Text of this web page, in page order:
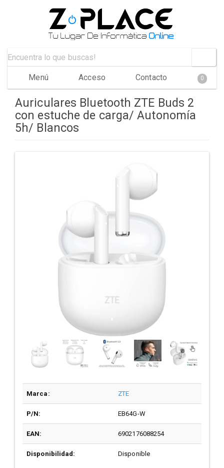
Menú Acceso Contacto 0
Auriculares Bluetooth ZTE Buds 2
con estuche de carga/ Autonomía
5h/ Blancos
Marca: ZTE
P/N: EB64G-W
EAN: 6902176088254
Disponibilidad: Disponible